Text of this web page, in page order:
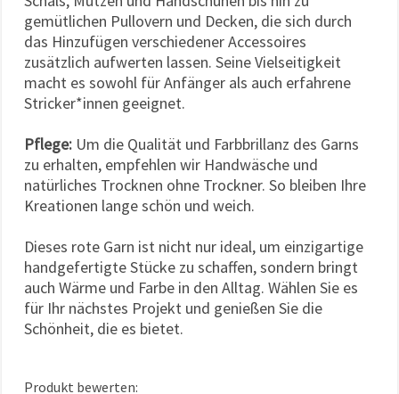
gemütlichen Pullovern und Decken, die sich durch
das Hinzufügen verschiedener Accessoires
zusätzlich aufwerten lassen. Seine Vielseitigkeit
macht es sowohl für Anfänger als auch erfahrene
Stricker*innen geeignet.
Pflege: Um die Qualität und Farbbrillanz des Garns
zu erhalten, empfehlen wir Handwäsche und
natürliches Trocknen ohne Trockner. So bleiben Ihre
Kreationen lange schön und weich.
Dieses rote Garn ist nicht nur ideal, um einzigartige
handgefertigte Stücke zu schaffen, sondern bringt
auch Wärme und Farbe in den Alltag. Wählen Sie es
für Ihr nächstes Projekt und genießen Sie die
Schönheit, die es bietet.
Produkt bewerten: